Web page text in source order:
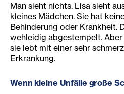
Man sieht nichts. Lisa sieht
kleines Mädchen. Sie hat
Behinderung oder Krankheit.
wehleidig abgestempelt.
sie lebt mit einer sehr
Erkrankung.
Wenn kleine Unfälle große